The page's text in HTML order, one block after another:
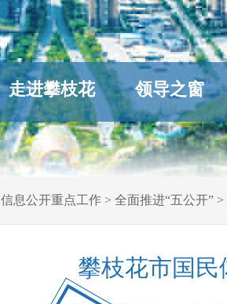
走进攀枝花 领导之窗
信息公开重点工作 > 全面推进“五公开” >
攀枝花市国民